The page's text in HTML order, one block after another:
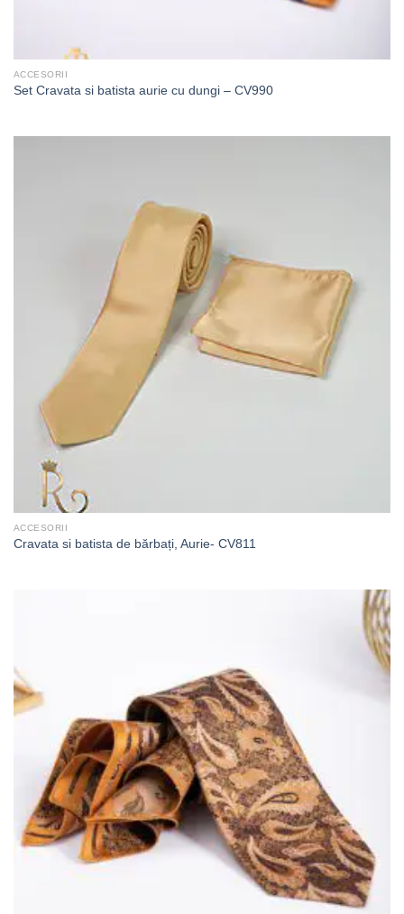
ACCESORII
Set Cravata si batista aurie cu dungi – CV990
ACCESORII
Cravata si batista de bărbați, Aurie- CV811